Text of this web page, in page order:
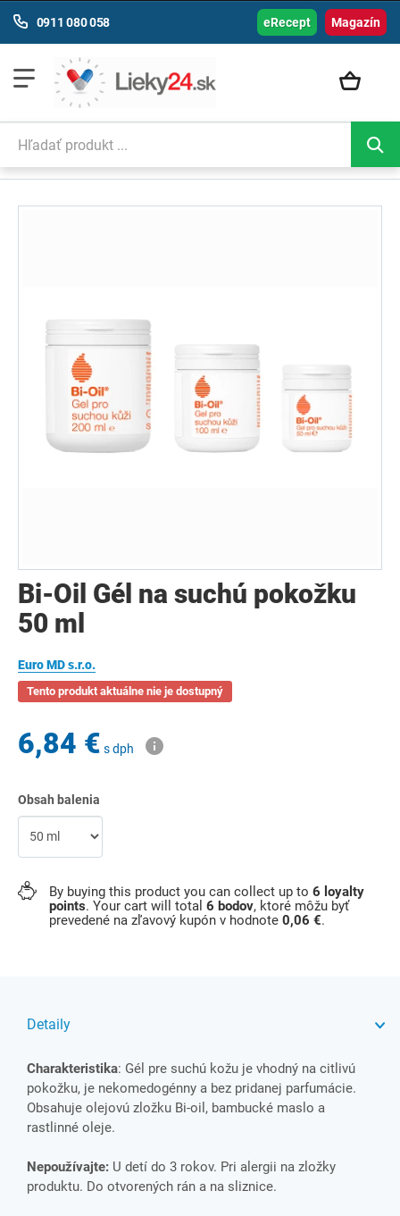
Magazín
0911 080 058 eRecept
Bi-Oil Gél na suchú pokožku
50 ml
Euro MD s.r.o.
Tento produkt aktuálne nie je dostupný
6,84 € s dph
Obsah balenia
By buying this product you can collect up to 6 loyalty
points. Your cart will total 6 bodov, ktoré môžu byť
prevedené na zľavový kupón v hodnote 0,06 €.
Detaily
Charakteristika: Gél pre suchú kožu je vhodný na citlivú
pokožku, je nekomedogénny a bez pridanej parfumácie.
Obsahuje olejovú zložku Bi-oil, bambucké maslo a
rastlinné oleje.
Nepoužívajte: U detí do 3 rokov. Pri alergii na zložky
produktu. Do otvorených rán a na sliznice.